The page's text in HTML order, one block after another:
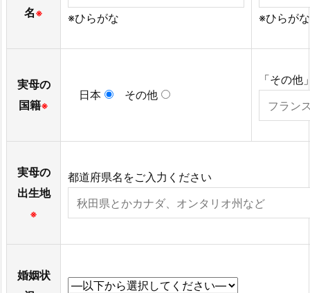
名※ ※ひらがな ※ひらがな
実母の
国籍※
日本 その他
「その
実母の
出生地
※
都道府県名をご入力ください
婚姻状